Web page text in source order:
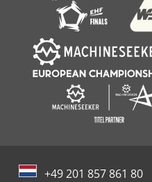
Case Ih Maxxum 5140
+49 201 857 861 80